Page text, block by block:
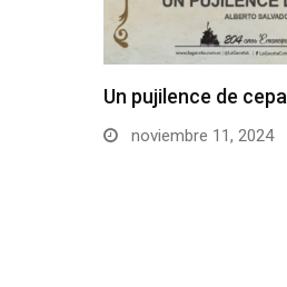
Un pujilence de cepa
noviembre 11, 2024